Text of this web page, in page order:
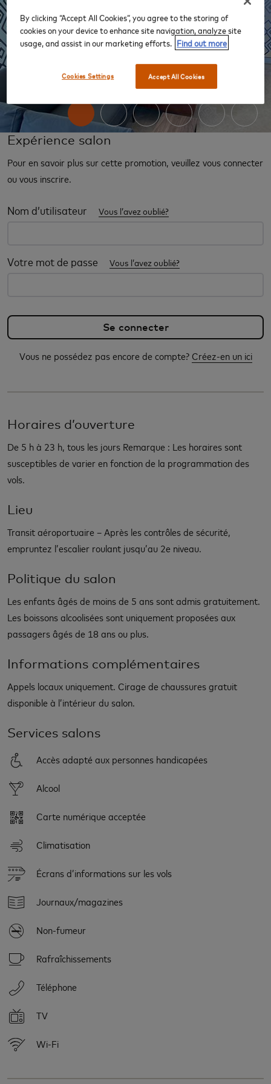
Expérience salon
Pour en savoir plus sur cette promotion, veuillez vous connecter
ou vous inscrire.
Nom d’utilisateur Vous l’avez oublié?
Votre mot de passe Vous l’avez oublié?
Vous ne possédez pas encore de compte? Créez-en un ici
Horaires d’ouverture
De 5 h à 23 h, tous les jours Remarque : Les horaires sont
susceptibles de varier en fonction de la programmation des
vols.
Lieu
Transit aéroportuaire – Après les contrôles de sécurité,
empruntez l’escalier roulant jusqu’au 2e niveau.
Politique du salon
Les enfants âgés de moins de 5 ans sont admis gratuitement.
Les boissons alcoolisées sont uniquement proposées aux
passagers âgés de 18 ans ou plus.
Informations complémentaires
Appels locaux uniquement. Cirage de chaussures gratuit
disponible à l’intérieur du salon.
Services salons
Accès adapté aux personnes handicapées
Alcool
Carte numérique acceptée
Climatisation
Écrans d’informations sur les vols
Journaux/magazines
Non-fumeur
Rafraîchissements
Téléphone
TV
Wi-Fi
By clicking “Accept All Cookies”, you agree to the storing of
cookies on your device to enhance site navigation, analyze site
usage, and assist in our marketing efforts. Find out more
Accept All Cookies
Cookies Settings